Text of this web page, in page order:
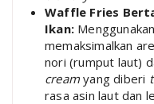
Waffle Fries
Ikan: Menggunakan
memaksimalkan
nori (rumput laut)
cream yang diberi
rasa asin laut dan